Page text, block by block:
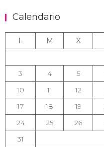
Calendario
L M X
3
4 5
10
11 12
17
18 19
24
25 26
31